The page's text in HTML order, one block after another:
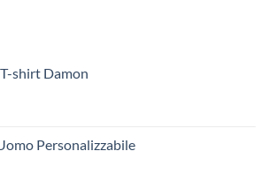
shirt Damon
Personalizzabile